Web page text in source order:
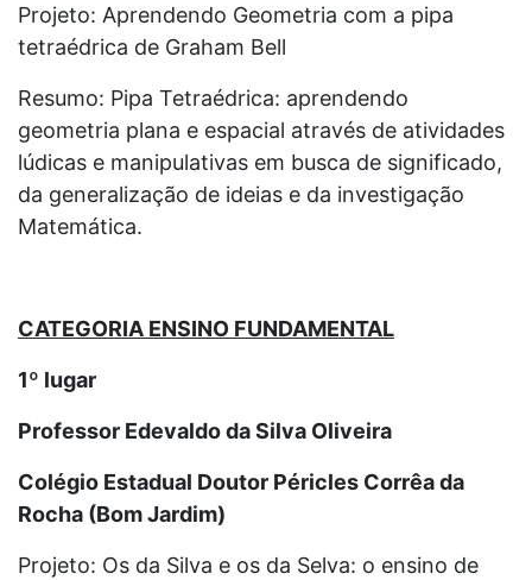
Projeto: Aprendendo Geometria com a pipa
tetraédrica de Graham Bell
Resumo: Pipa Tetraédrica: aprendendo
geometria plana e espacial através de atividades
lúdicas e manipulativas em busca de significado,
da generalização de ideias e da investigação
Matemática.
CATEGORIA ENSINO FUNDAMENTAL
1º lugar
Professor Edevaldo da Silva Oliveira
Colégio Estadual Doutor Péricles Corrêa da
Rocha (Bom Jardim)
Projeto: Os da Silva e os da Selva: o ensino de